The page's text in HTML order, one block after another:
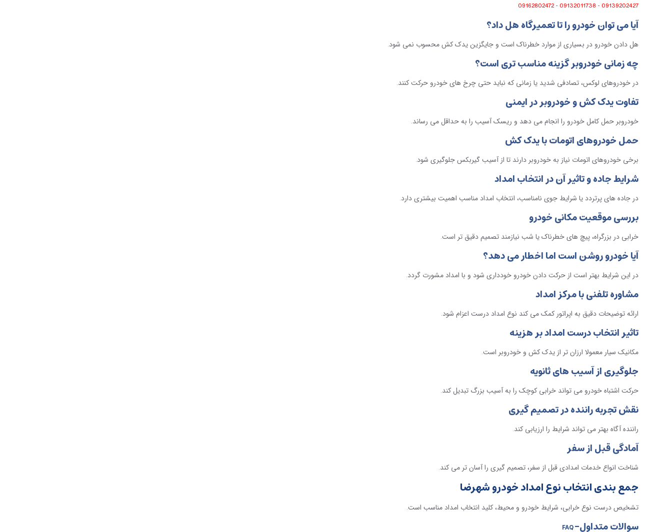
09139202427
-
09132011738
-
09162802472
آیا می توان خودرو را تا تعمیرگاه هل داد؟
هل دادن خودرو در بسیاری از موارد خطرناک است و جایگزین یدک کش محسوب نمی شود.
چه زمانی خودروبر گزینه مناسب تری است؟
در خودروهای لوکس، تصادفی شدید یا زمانی که نباید حتی چرخ های خودرو حرکت کنند.
تفاوت یدک کش و خودروبر در ایمنی
خودروبر حمل کامل خودرو را انجام می دهد و ریسک آسیب را به حداقل می رساند.
حمل خودروهای اتومات با یدک کش
برخی خودروهای اتومات نیاز به خودروبر دارند تا از آسیب گیربکس جلوگیری شود.
شرایط جاده و تاثیر آن در انتخاب امداد
در جاده های پرتردد یا شرایط جوی نامناسب، انتخاب امداد مناسب اهمیت بیشتری دارد.
بررسی موقعیت مکانی خودرو
خرابی در بزرگراه، پیچ های خطرناک یا شب نیازمند تصمیم دقیق تر است.
آیا خودرو روشن است اما اخطار می دهد؟
در این شرایط بهتر است از حرکت دادن خودرو خودداری شود و با امداد مشورت گردد.
مشاوره تلفنی با مرکز امداد
ارائه توضیحات دقیق به اپراتور کمک می کند نوع امداد درست اعزام شود.
تاثیر انتخاب درست امداد بر هزینه
مکانیک سیار معمولا ارزان تر از یدک کش و خودروبر است.
جلوگیری از آسیب های ثانویه
حرکت اشتباه خودرو می تواند خرابی کوچک را به آسیب بزرگ تبدیل کند.
نقش تجربه راننده در تصمیم گیری
راننده آگاه بهتر می تواند شرایط را ارزیابی کند.
آمادگی قبل از سفر
شناخت انواع خدمات امدادی قبل از سفر، تصمیم گیری را آسان تر می کند.
جمع بندی انتخاب نوع امداد خودرو شهرضا
تشخیص درست نوع خرابی، شرایط خودرو و محیط، کلید انتخاب امداد مناسب است.
سوالات متداول-FAQ